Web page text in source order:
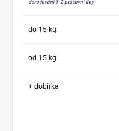
doručování 1-2 pracovní dny
do 15 kg
od 15 kg
+ dobírka